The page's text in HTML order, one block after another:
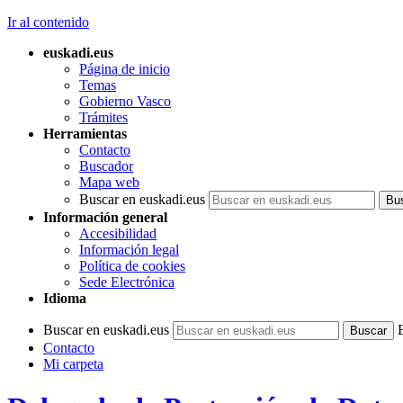
Ir al contenido
euskadi.eus
Página de inicio
Temas
Gobierno Vasco
Trámites
Herramientas
Contacto
Buscador
Mapa web
Buscar en euskadi.eus
Información general
Accesibilidad
Información legal
Política de cookies
Sede Electrónica
Idioma
Buscar en euskadi.eus
Contacto
Mi carpeta